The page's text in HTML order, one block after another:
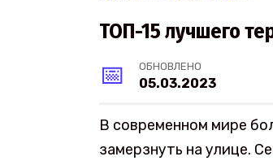
ТОП-15 лучшего
ОБНОВЛЕНО
05.03.2023
В современном мире
замерзнуть на улице.